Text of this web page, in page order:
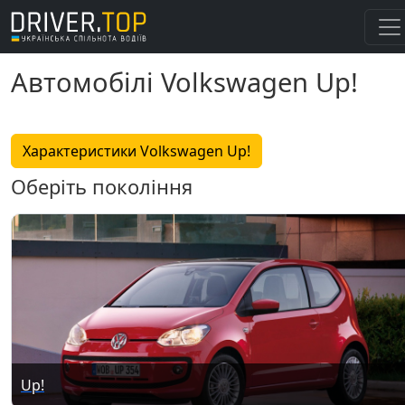
Автомобілі Volkswagen Up!
Характеристики Volkswagen Up!
Оберіть покоління
Up!